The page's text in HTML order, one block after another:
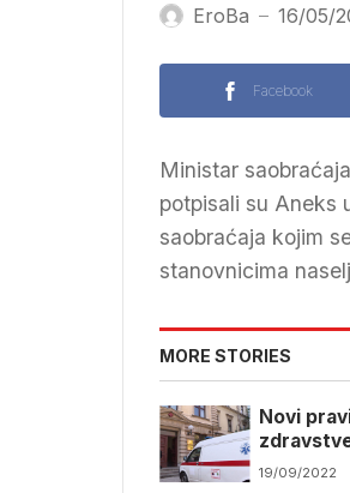
EroBa — 16/05/
Facebook
Ministar
potpisali su Aneks
saobraćaja kojim
stanovnicima
MORE STORIES
Novi
uslugama
19/09/2022